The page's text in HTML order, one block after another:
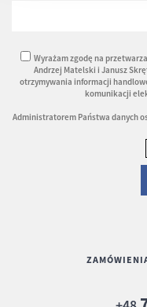
Wyrażam zgodę na
Andrzej Matelski i Janusz
otrzymywania informacji
komunikacji
Administratorem Państwa danych